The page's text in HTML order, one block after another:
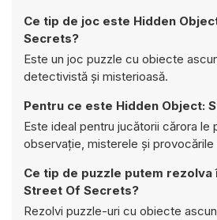
Ce tip de joc este Hidden
Secrets?
Este un joc puzzle cu obiecte
detectivistă și misterioasă.
Pentru ce este Hidden Object:
Este ideal pentru jucătorii cărora le
observație, misterele și
Ce tip de puzzle putem rezolva
Street Of Secrets?
Rezolvi puzzle-uri cu obiecte